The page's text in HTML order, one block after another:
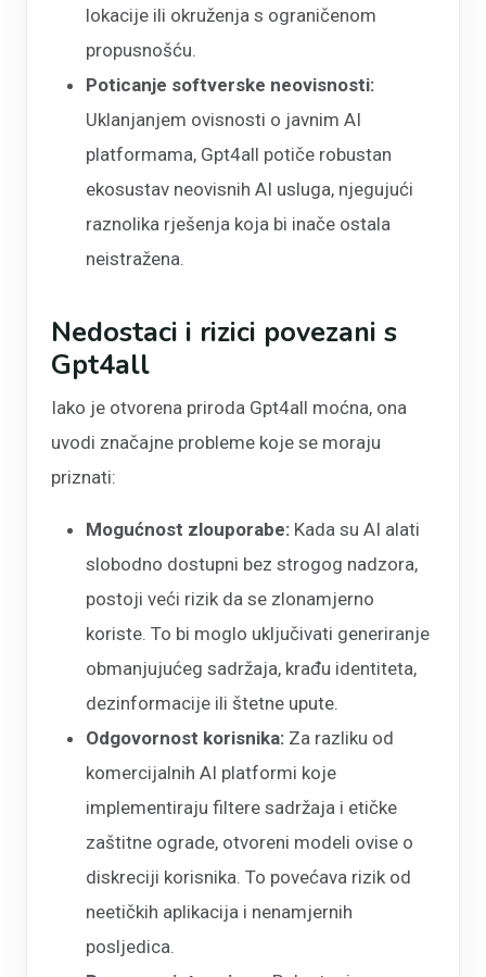
lokacije ili okruženja s ograničenom
propusnošću.
Poticanje softverske neovisnosti:
Uklanjanjem ovisnosti o javnim AI
platformama, Gpt4all potiče robustan
ekosustav neovisnih AI usluga, njegujući
raznolika rješenja koja bi inače ostala
neistražena.
Nedostaci i rizici povezani s
Gpt4all
Iako je otvorena priroda Gpt4all moćna, ona
uvodi značajne probleme koje se moraju
priznati:
Mogućnost zlouporabe: Kada su AI alati
slobodno dostupni bez strogog nadzora,
postoji veći rizik da se zlonamjerno
koriste. To bi moglo uključivati generiranje
obmanjujućeg sadržaja, krađu identiteta,
dezinformacije ili štetne upute.
Odgovornost korisnika: Za razliku od
komercijalnih AI platformi koje
implementiraju filtere sadržaja i etičke
zaštitne ograde, otvoreni modeli ovise o
diskreciji korisnika. To povećava rizik od
neetičkih aplikacija i nenamjernih
posljedica.